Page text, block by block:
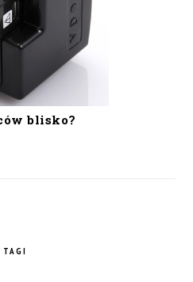
blisko?
TAGI